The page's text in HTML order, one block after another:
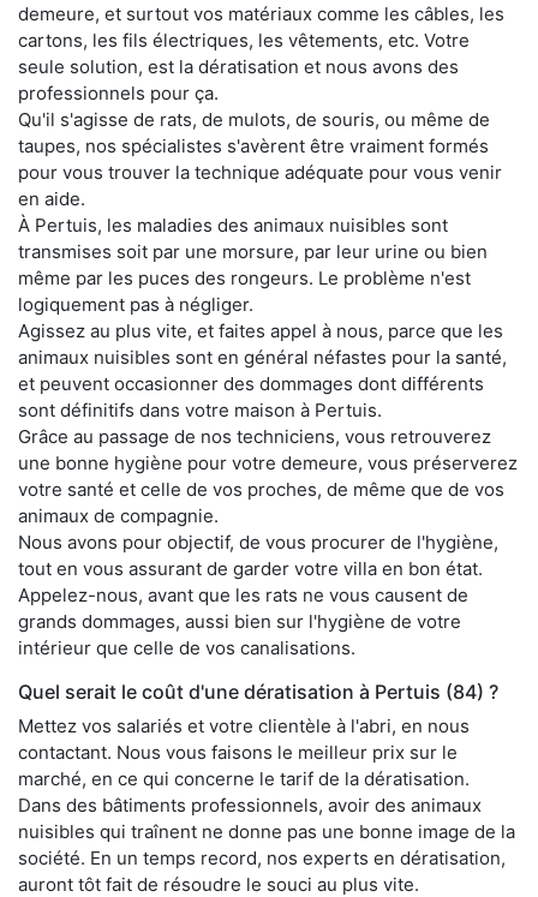
demeure, et surtout vos matériaux comme les câbles, les
cartons, les fils électriques, les vêtements, etc. Votre
seule solution, est la dératisation et nous avons des
professionnels pour ça.
Qu'il s'agisse de rats, de mulots, de souris, ou même de
taupes, nos spécialistes s'avèrent être vraiment formés
pour vous trouver la technique adéquate pour vous venir
en aide.
À Pertuis, les maladies des animaux nuisibles sont
transmises soit par une morsure, par leur urine ou bien
même par les puces des rongeurs. Le problème n'est
logiquement pas à négliger.
Agissez au plus vite, et faites appel à nous, parce que les
animaux nuisibles sont en général néfastes pour la santé,
et peuvent occasionner des dommages dont différents
sont définitifs dans votre maison à Pertuis.
Grâce au passage de nos techniciens, vous retrouverez
une bonne hygiène pour votre demeure, vous préserverez
votre santé et celle de vos proches, de même que de vos
animaux de compagnie.
Nous avons pour objectif, de vous procurer de l'hygiène,
tout en vous assurant de garder votre villa en bon état.
Appelez-nous, avant que les rats ne vous causent de
grands dommages, aussi bien sur l'hygiène de votre
intérieur que celle de vos canalisations.
Quel serait le coût d'une dératisation à Pertuis (84) ?
Mettez vos salariés et votre clientèle à l'abri, en nous
contactant. Nous vous faisons le meilleur prix sur le
marché, en ce qui concerne le tarif de la dératisation.
Dans des bâtiments professionnels, avoir des animaux
nuisibles qui traînent ne donne pas une bonne image de la
société. En un temps record, nos experts en dératisation,
auront tôt fait de résoudre le souci au plus vite.